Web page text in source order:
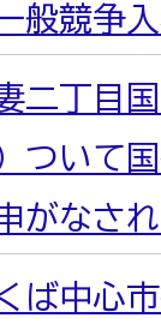
般競争
二丁目
ついて
がなさ
ば中心